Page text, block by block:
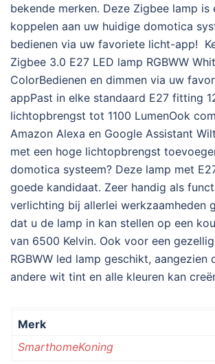
bekende merken. Deze Zigbee lamp is
koppelen aan uw huidige domotica
bedienen via uw favoriete licht-app!
Zigbee 3.0 E27 LED lamp RGBWW
ColorBedienen en dimmen via uw
appPast in elke standaard E27 fitting
lichtopbrengst tot 1100 LumenOok
Amazon Alexa en Google Assistant
met een hoge lichtopbrengst
domotica systeem? Deze lamp met
goede kandidaat. Zeer handig als
verlichting bij allerlei werkzaamheden
dat u de lamp in kan stellen op een
van 6500 Kelvin. Ook voor een
RGBWW led lamp geschikt, aangezien
andere wit tint en alle kleuren kan
Merk
SmarthomeKoning